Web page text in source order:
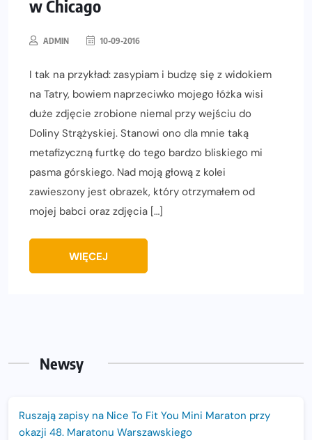
w Chicago
ADMIN 10-09-2016
I tak na przykład: zasypiam i budzę się z widokiem
na Tatry, bowiem naprzeciwko mojego łóżka wisi
duże zdjęcie zrobione niemal przy wejściu do
Doliny Strążyskiej. Stanowi ono dla mnie taką
metafizyczną furtkę do tego bardzo bliskiego mi
pasma górskiego. Nad moją głową z kolei
zawieszony jest obrazek, który otrzymałem od
mojej babci oraz zdjęcia […]
WIĘCEJ
Newsy
Ruszają zapisy na Nice To Fit You Mini Maraton przy
okazji 48. Maratonu Warszawskiego